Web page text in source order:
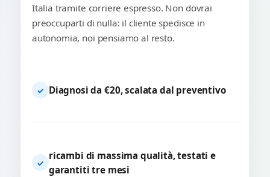
Italia tramite corriere espresso. Non dovrai
preoccuparti di nulla: il cliente spedisce in
autonomia, noi pensiamo al resto.
✓ Diagnosi da €20, scalata dal preventivo
✓
ricambi di massima qualità, testati e
garantiti tre mesi